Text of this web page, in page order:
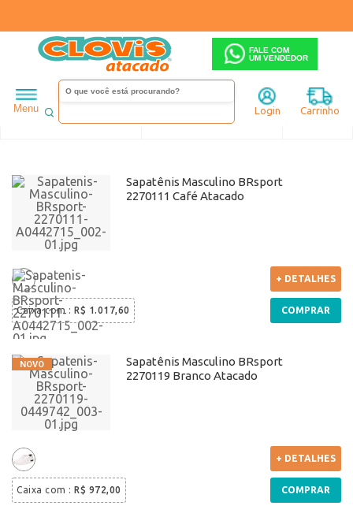
FALE COM
UM VENDEDOR
Menu Login Carrinho
Masculino Sapatênis
Ordenar Filtrar
Sapatênis Masculino BRsport
2270111 Café Atacado
Caixa com : R$ 1.017,60
+ DETALHES
COMPRAR
Sapatênis Masculino BRsport
2270119 Branco Atacado
Caixa com : R$ 972,00
+ DETALHES
COMPRAR